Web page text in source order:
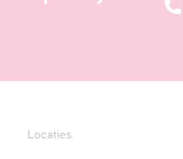
Locaties